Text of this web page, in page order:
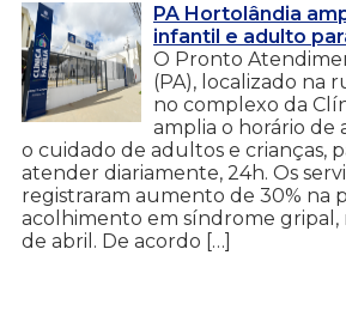
PA Hortolândia
infantil e adulto
O Pronto
(PA), localizado na
no complexo da
amplia o horário de
o cuidado de adultos e crianças,
atender diariamente, 24h. Os
registraram aumento de 30% na
acolhimento em síndrome gripal,
de abril. De acordo […]